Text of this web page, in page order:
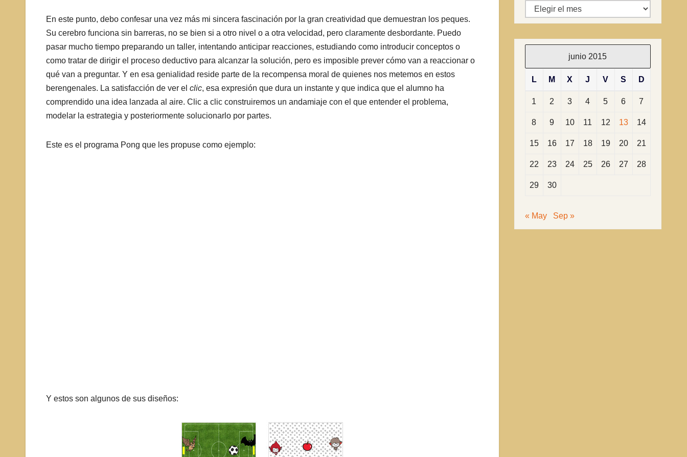
En este punto, debo confesar una vez más mi sincera fascinación por la gran creatividad que demuestran los peques.
Su cerebro funciona sin barreras, no se bien si a otro nivel o a otra velocidad, pero claramente desbordante. Puedo
pasar mucho tiempo preparando un taller, intentando anticipar reacciones, estudiando como introducir conceptos o
como tratar de dirigir el proceso deductivo para alcanzar la solución, pero es imposible prever cómo van a reaccionar o
qué van a preguntar. Y en esa genialidad reside parte de la recompensa moral de quienes nos metemos en estos
berengenales. La satisfacción de ver el clic, esa expresión que dura un instante y que indica que el alumno ha
comprendido una idea lanzada al aire. Clic a clic construiremos un andamiaje con el que entender el problema,
modelar la estrategia y posteriormente solucionarlo por partes.
Este es el programa Pong que les propuse como ejemplo:
Y estos son algunos de sus diseños:
Archivos
junio 2015
L M X J V S D
1 2 3 4 5 6 7
8 9 10 11 12 13 14
15 16 17 18 19 20 21
22 23 24 25 26 27 28
29 30
« May Sep »